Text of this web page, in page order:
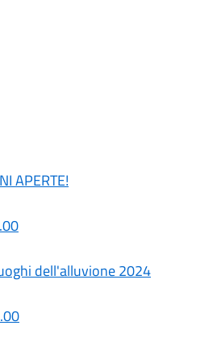
APERTE!
dell'alluvione 2024